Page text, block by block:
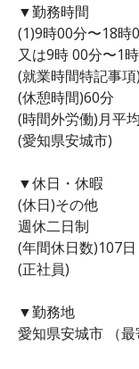
▼勤務時間
(1)9時00分〜18時
又は9時 00分〜1
(就業時間特記事
(休憩時間)60分
(時間外労働)月平
(愛知県安城市)
▼休日・休暇
(休日)その他
週休二日制
(年間休日数)107日
(正社員)
▼勤務地
愛知県安城市 （